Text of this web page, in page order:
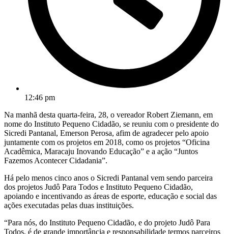
12:46 pm
Na manhã desta quarta-feira, 28, o vereador Robert Ziemann, em
nome do Instituto Pequeno Cidadão, se reuniu com o presidente do
Sicredi Pantanal, Emerson Perosa, afim de agradecer pelo apoio
juntamente com os projetos em 2018, como os projetos “Oficina
Acadêmica, Maracaju Inovando Educação” e a ação “Juntos
Fazemos Acontecer Cidadania”.
Há pelo menos cinco anos o Sicredi Pantanal vem sendo parceira
dos projetos Judô Para Todos e Instituto Pequeno Cidadão,
apoiando e incentivando as áreas de esporte, educação e social das
ações executadas pelas duas instituições.
“Para nós, do Instituto Pequeno Cidadão, e do projeto Judô Para
Todos, é de grande importância e responsabilidade termos parceiros